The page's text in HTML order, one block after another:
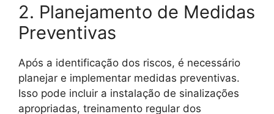
2. Planejamento de Medidas
Preventivas
Após a identificação dos riscos, é necessário
planejar e implementar medidas preventivas.
Isso pode incluir a instalação de sinalizações
apropriadas, treinamento regular dos